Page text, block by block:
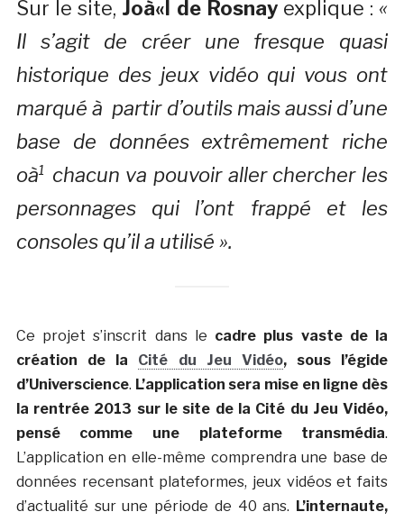
Sur le site, Joà«l de Rosnayexplique : «
Il s’agit de créer une fresque quasi
historique des jeux vidéo qui vous ont
marqué à partir d’outils mais aussi d’une
base de données extrêmement riche
oà¹ chacun va pouvoir aller chercher les
personnages qui l’ont frappé et les
consoles qu’il a utilisé ».
Ce projet s’inscrit dans le cadre plus vaste de la
création de la Cité du Jeu Vidéo, sous l’égide
d’Universcience. L’application sera mise en ligne dès
la rentrée 2013 sur le site de la Cité du Jeu Vidéo,
pensé comme une plateforme transmédia.
L’application en elle-même comprendra une base de
données recensant plateformes, jeux vidéos et faits
d’actualité sur une période de 40 ans. L’internaute,